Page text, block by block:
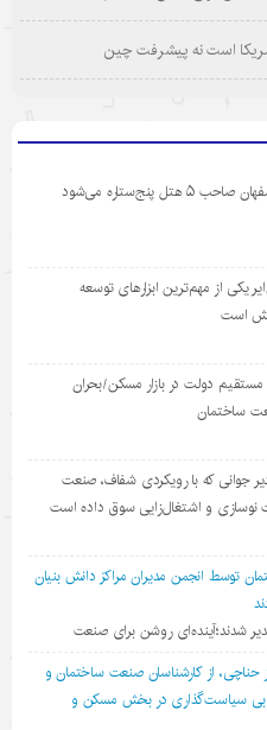
است نه پیشرفت چین
پنج‌ستاره می‌شود
از مهم‌ترین ابزارهای توسعه
است
مستقیم دولت در بازار مسکن/بحران
ساختمان
جوانی که با رویکردی شفاف، صنعت
نوسازی و اشتغال‌زایی سوق داده است
توسط انجمن مديران مراكز دانش بنيان
شدند؛آینده‌ای روشن برای صنعت
حناچی، از کارشناسان صنعت ساختمان و
سیاست‌گذاری در بخش مسکن و